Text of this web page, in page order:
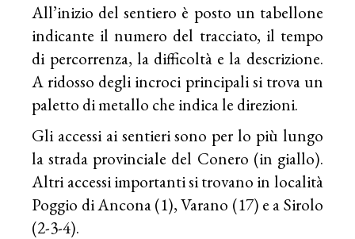
All’inizio del sentiero è posto un tabellone
indicante il numero del tracciato, il tempo
di percorrenza, la difficoltà e la descrizione.
A ridosso degli incroci principali si trova un
paletto di metallo che indica le direzioni.
Gli accessi ai sentieri sono per lo più lungo
la strada provinciale del Conero (in giallo).
Altri accessi importanti si trovano in località
Poggio di Ancona (1), Varano (17) e a Sirolo
(2-3-4).